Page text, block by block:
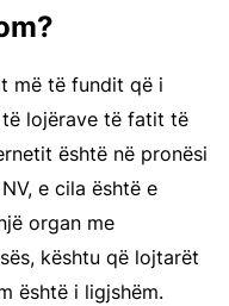
më të fundit që i
të lojërave të fatit të
është në pronësi
e cila është e
organ me
kështu që lojtarët
është i ligjshëm.